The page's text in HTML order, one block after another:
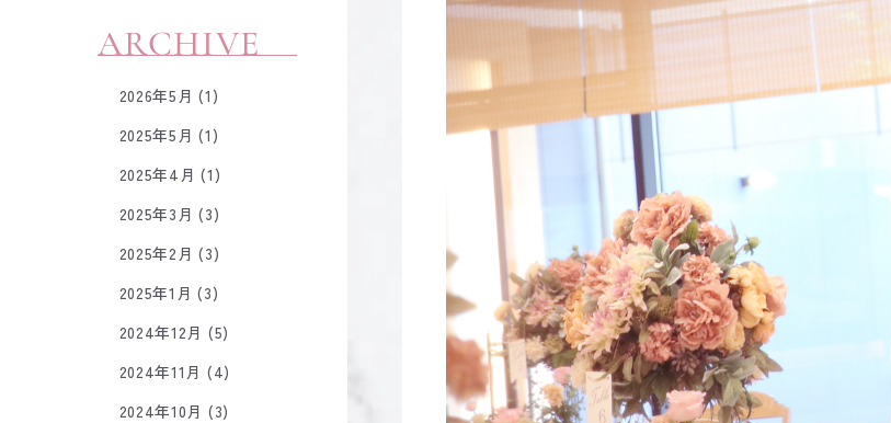
ARCHIVE
2026年5月 (1)
2025年5月 (1)
2025年4月 (1)
2025年3月 (3)
2025年2月 (3)
2025年1月 (3)
2024年12月 (5)
2024年11月 (4)
2024年10月 (3)